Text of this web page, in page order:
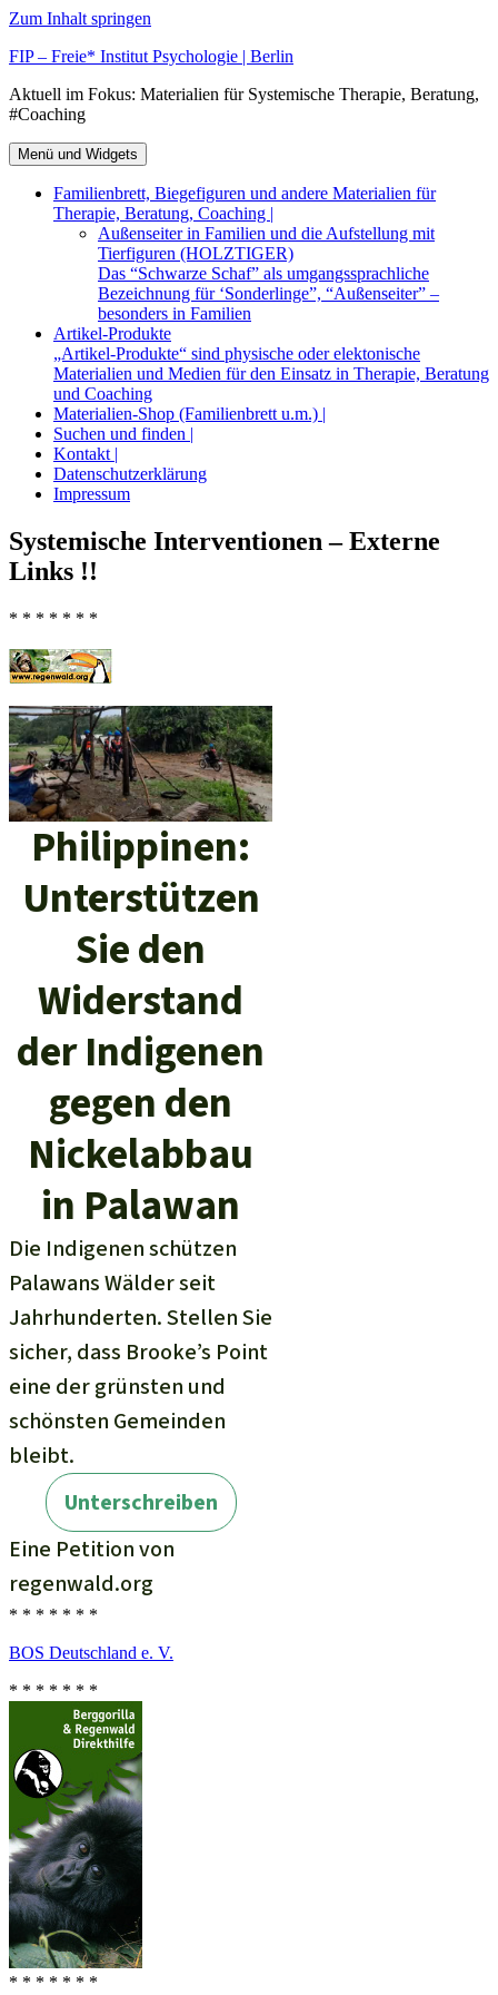
Zum Inhalt springen
FIP – Freie* Institut Psychologie | Berlin
Aktuell im Fokus: Materialien für Systemische Therapie, Beratung,
#Coaching
Menü und Widgets
Familienbrett, Biegefiguren und andere Materialien für
Therapie, Beratung, Coaching |
Außenseiter in Familien und die Aufstellung mit
Tierfiguren (HOLZTIGER)
Das “Schwarze Schaf” als umgangssprachliche
Bezeichnung für ‘Sonderlinge”, “Außenseiter” –
besonders in Familien
Artikel-Produkte
„Artikel-Produkte“ sind physische oder elektonische
Materialien und Medien für den Einsatz in Therapie, Beratung
und Coaching
Materialien-Shop (Familienbrett u.m.) |
Suchen und finden |
Kontakt |
Datenschutzerklärung
Impressum
Systemische Interventionen – Externe
Links !!
* * * * * * *
* * * * * * *
BOS Deutschland e. V.
* * * * * * *
* * * * * * *